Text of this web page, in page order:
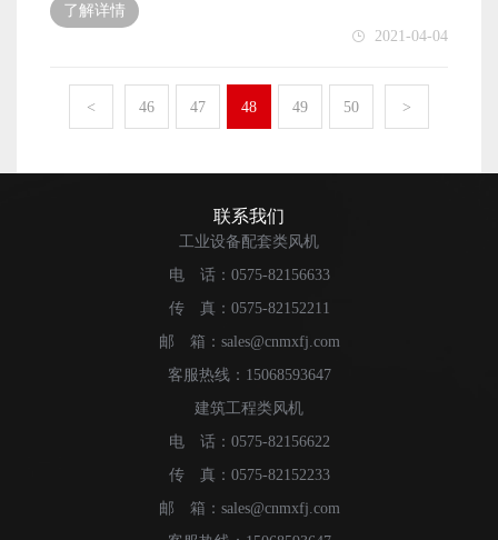
原材料采购工作之外，还有便是需要厂家做好自身的生产
技术提升工作的。厂家自身的生产技术越专业和先进，那
的销量越高，那么也就能够帮助厂家提升经济收入。厂家
的经济收入越高，自身的发展进步也就会越快速。 蒸
是风机设备的生产原材料采购工作了。厂家做好了生产原
材料的采购工作，能够拥有优质的原材料来进行风机设备
高的质量和性能的。产品设备的性能越好，质量越高，那
么也就能够拥有更高的销量了。 蒸发冷风机的销量想
要被提升起来，除了需要厂家做好风机设备的质量保障工
了。厂家自身的生产技术被提升起来了之后，才能确保生
产制作出来的产品能够拥有不错的质量。这样也就能够确
保风机设备拥有不错的销量了。 以上便是蒸发冷风机
的销量想要被提升起来，作为生产制作厂家需要做好的相
了解详情
2021-04-04
< 46 47 48 49 50 >
联系我们
工业设备配套类风机
电 话：0575-82156633
传 真：0575-82152211
邮 箱：sales@cnmxfj.com
客服热线：15068593647
建筑工程类风机
电 话：0575-82156622
传 真：0575-82152233
邮 箱：sales@cnmxfj.com